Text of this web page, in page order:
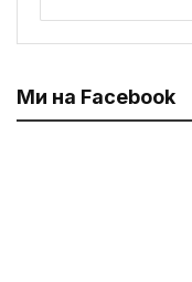
Ми на Facebook